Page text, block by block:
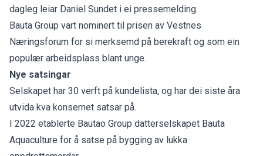
dagleg leiar Daniel Sundet i ei pressemelding.
Bauta Group vart nominert til prisen av Vestnes
Næringsforum for si merksemd på berekraft og som ein
populær arbeidsplass blant unge.
Nye satsingar
Selskapet har 30 verft på kundelista, og har dei siste åra
utvida kva konsernet satsar på.
I 2022 etablerte Bautao Group datterselskapet Bauta
Aquaculture for å satse på bygging av lukka